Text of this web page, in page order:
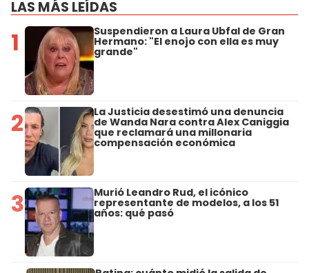
LAS MÁS LEÍDAS
1 Suspendieron a Laura Ubfal de Gran
Hermano: "El enojo con ella es muy
grande"
2 La Justicia desestimó una denuncia
de Wanda Nara contra Alex Caniggia
que reclamará una millonaria
compensación económica
3 Murió Leandro Rud, el icónico
representante de modelos, a los 51
años: qué pasó